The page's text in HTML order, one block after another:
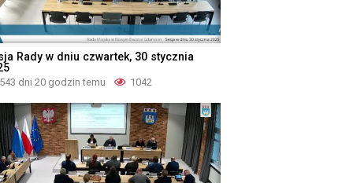
Rady w dniu czwartek, 30 stycznia
543 dni 20 godzin temu 1042